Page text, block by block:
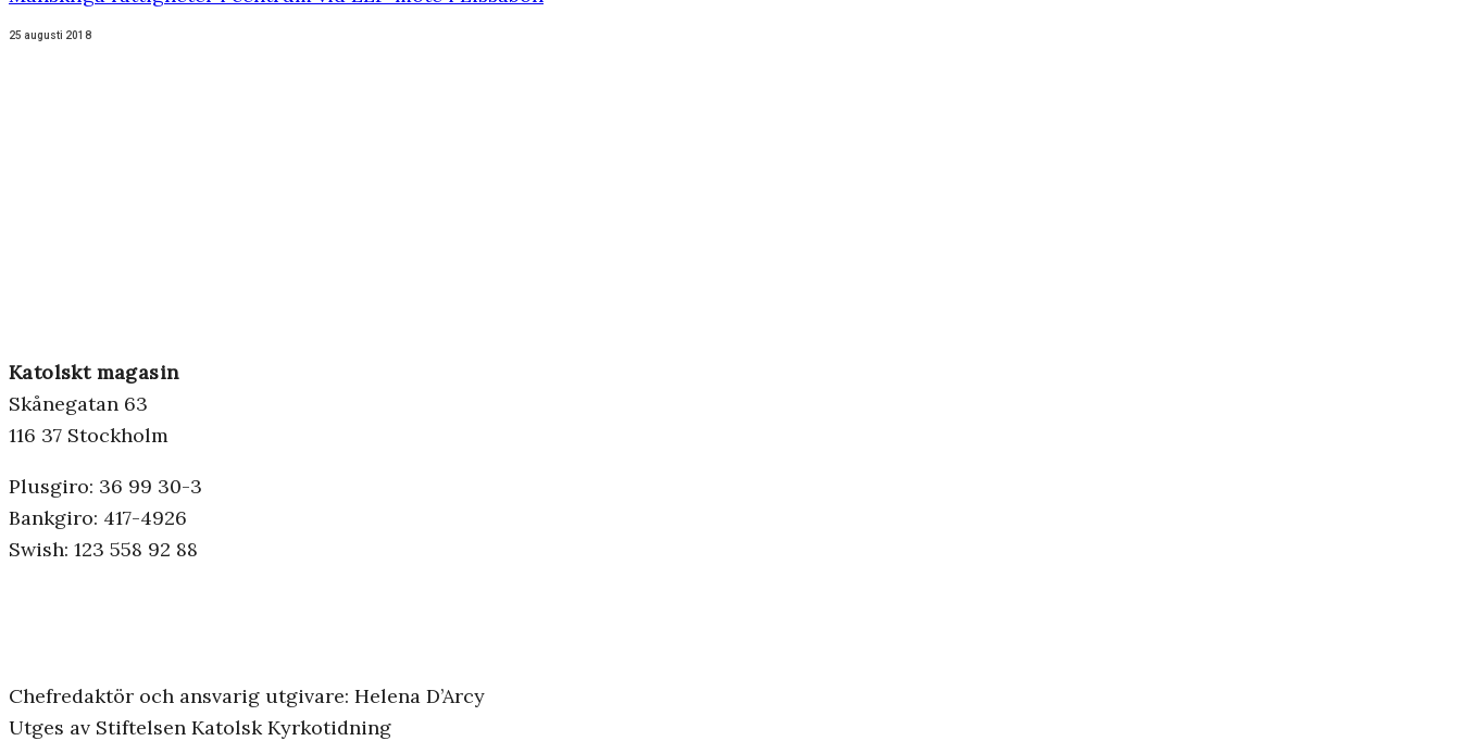
25 augusti 2018
Katolskt magasin
Skånegatan 63
116 37 Stockholm
Plusgiro: 36 99 30-3
Bankgiro: 417-4926
Swish: 123 558 92 88
Chefredaktör och ansvarig utgivare: Helena D’Arcy
Utges av Stiftelsen Katolsk Kyrkotidning